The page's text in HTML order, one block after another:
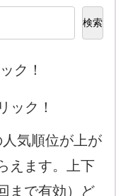
検索
ク！
ック！
気順位が上が
えます。上下
まで有効）ど